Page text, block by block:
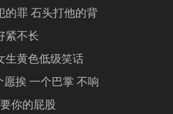
的罪 石头打他的背
紧不长
生黄色低级笑话
愿挨 一个巴掌 不响
你的屁股